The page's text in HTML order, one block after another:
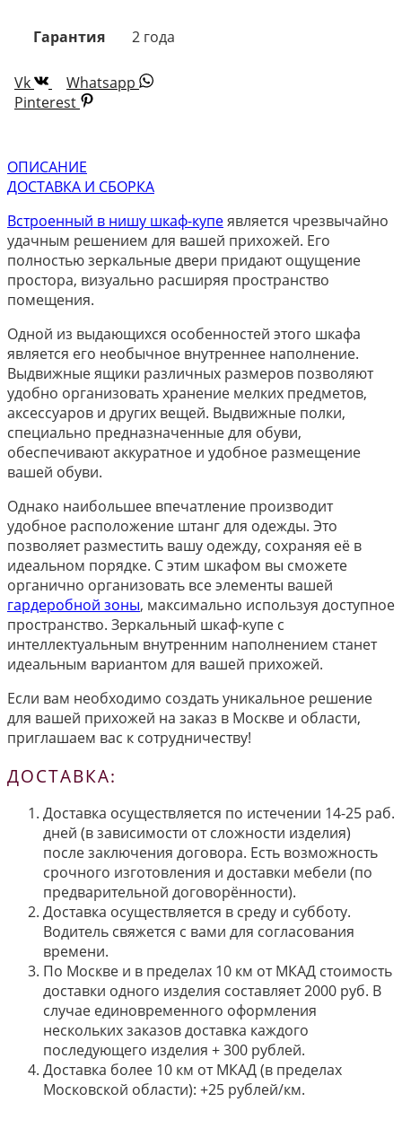
Гарантия 2 года
Vk
Whatsapp
Pinterest
ОПИСАНИЕ
ДОСТАВКА И СБОРКА
Встроенный в нишу шкаф-купеявляется чрезвычайно
удачным решением для вашей прихожей. Его
полностью зеркальные двери придают ощущение
простора, визуально расширяя пространство
помещения.
Одной из выдающихся особенностей этого шкафа
является его необычное внутреннее наполнение.
Выдвижные ящики различных размеров позволяют
удобно организовать хранение мелких предметов,
аксессуаров и других вещей. Выдвижные полки,
специально предназначенные для обуви,
обеспечивают аккуратное и удобное размещение
вашей обуви.
Однако наибольшее впечатление производит
удобное расположение штанг для одежды. Это
позволяет разместить вашу одежду, сохраняя её в
идеальном порядке. С этим шкафом вы сможете
органично организовать все элементы вашей
гардеробной зоны, максимально используя доступное
пространство. Зеркальный шкаф-купе с
интеллектуальным внутренним наполнением станет
идеальным вариантом для вашей прихожей.
Если вам необходимо создать уникальное решение
для вашей прихожей на заказ в Москве и области,
приглашаем вас к сотрудничеству!
ДОСТАВКА:
Доставка осуществляется по истечении 14-25 раб.
дней (в зависимости от сложности изделия)
после заключения договора. Есть возможность
срочного изготовления и доставки мебели (по
предварительной договорённости).
Доставка осуществляется в среду и субботу.
Водитель свяжется с вами для согласования
времени.
По Москве и в пределах 10 км от МКАД стоимость
доставки одного изделия составляет 2000 руб. В
случае единовременного оформления
нескольких заказов доставка каждого
последующего изделия + 300 рублей.
Доставка более 10 км от МКАД (в пределах
Московской области): +25 рублей/км.